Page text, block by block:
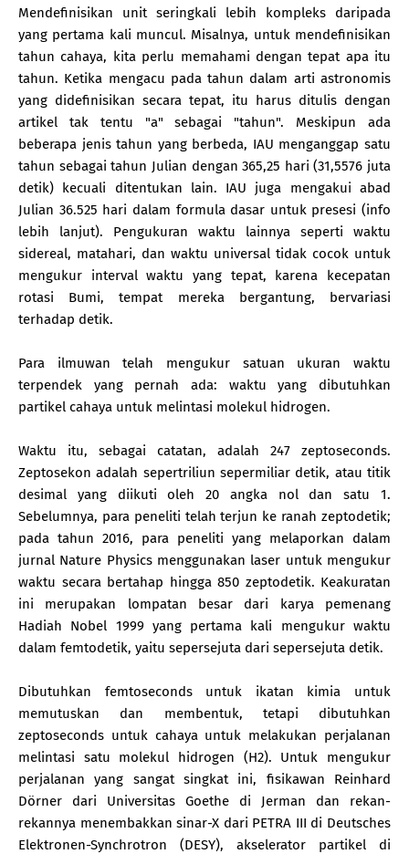
Mendefinisikan unit seringkali lebih kompleks daripada
yang pertama kali muncul. Misalnya, untuk mendefinisikan
tahun cahaya, kita perlu memahami dengan tepat apa itu
tahun. Ketika mengacu pada tahun dalam arti astronomis
yang didefinisikan secara tepat, itu harus ditulis dengan
artikel tak tentu "a" sebagai "tahun". Meskipun ada
beberapa jenis tahun yang berbeda, IAU menganggap satu
tahun sebagai tahun Julian dengan 365,25 hari (31,5576 juta
detik) kecuali ditentukan lain. IAU juga mengakui abad
Julian 36.525 hari dalam formula dasar untuk presesi (info
lebih lanjut). Pengukuran waktu lainnya seperti waktu
sidereal, matahari, dan waktu universal tidak cocok untuk
mengukur interval waktu yang tepat, karena kecepatan
rotasi Bumi, tempat mereka bergantung, bervariasi
terhadap detik.
Para ilmuwan telah mengukur satuan ukuran waktu
terpendek yang pernah ada: waktu yang dibutuhkan
partikel cahaya untuk melintasi molekul hidrogen.
Waktu itu, sebagai catatan, adalah 247 zeptoseconds.
Zeptosekon adalah sepertriliun sepermiliar detik, atau titik
desimal yang diikuti oleh 20 angka nol dan satu 1.
Sebelumnya, para peneliti telah terjun ke ranah zeptodetik;
pada tahun 2016, para peneliti yang melaporkan dalam
jurnal Nature Physics menggunakan laser untuk mengukur
waktu secara bertahap hingga 850 zeptodetik. Keakuratan
ini merupakan lompatan besar dari karya pemenang
Hadiah Nobel 1999 yang pertama kali mengukur waktu
dalam femtodetik, yaitu sepersejuta dari sepersejuta detik.
Dibutuhkan femtoseconds untuk ikatan kimia untuk
memutuskan dan membentuk, tetapi dibutuhkan
zeptoseconds untuk cahaya untuk melakukan perjalanan
melintasi satu molekul hidrogen (H2). Untuk mengukur
perjalanan yang sangat singkat ini, fisikawan Reinhard
Dörner dari Universitas Goethe di Jerman dan rekan-
rekannya menembakkan sinar-X dari PETRA III di Deutsches
Elektronen-Synchrotron (DESY), akselerator partikel di